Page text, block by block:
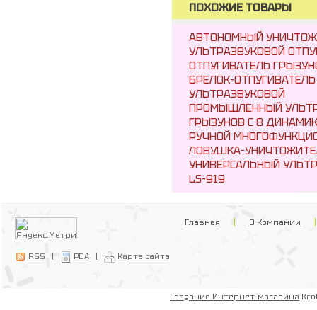
ПОХОЖИЕ ТОВАРЫ
АВТОНОМНЫЙ
УЛЬТРАЗВУКОВОЙ
ОТПУГИВАТЕЛЬ
БРЕЛОК-
УЛЬТРАЗВУКОВОЙ
ПРОМЫШЛЕННЫЙ
ГРЫЗУНОВ С 8
РУЧНОЙ
ЛОВУШКА-
УНИВЕРСАЛЬНЫЙ
LS-919
RSS | PDA | Карта сайта
Главная О Компании
Создание Интернет-магазина